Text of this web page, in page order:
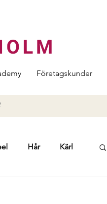
Företagskunder
Hår Kärl